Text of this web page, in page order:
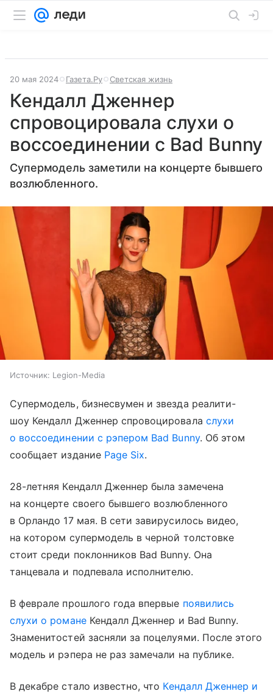
20 мая 2024 Газета.Ру Светская жизнь
Кендалл Дженнер
спровоцировала слухи о
воссоединении с Bad Bunny
Супермодель заметили на концерте бывшего
возлюбленного.
Источник: Legion-Media
Супермодель, бизнесвумен и звезда реалити-
шоу Кендалл Дженнер спровоцировала слухи
о воссоединении с рэпером Bad Bunny. Об этом
сообщает издание Page Six.
28-летняя Кендалл Дженнер была замечена
на концерте своего бывшего возлюбленного
в Орландо 17 мая. В сети завирусилось видео,
на котором супермодель в черной толстовке
стоит среди поклонников Bad Bunny. Она
танцевала и подпевала исполнителю.
В феврале прошлого года впервые появились
слухи о романеКендалл Дженнер и Bad Bunny.
Знаменитостей засняли за поцелуями. После этого
модель и рэпера не раз замечали на публике.
В декабре стало известно, что Кендалл Дженнер и